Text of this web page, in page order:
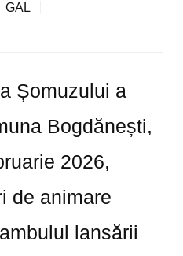
GAL
Șomuzului a
Bogdănești,
2026,
de animare
lansării